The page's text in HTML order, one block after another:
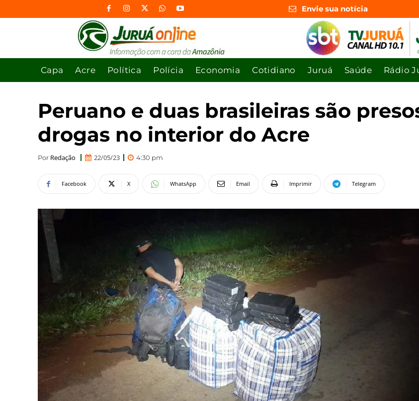
Envie sua notícia
Capa Acre Política Polícia Economia Cotidiano Juruá Saúde Rádio
Peruano e duas brasileiras são
drogas no interior do Acre
Por Redação 22/05/23 4:30 pm
Facebook X WhatsApp Email Imprimir Telegram